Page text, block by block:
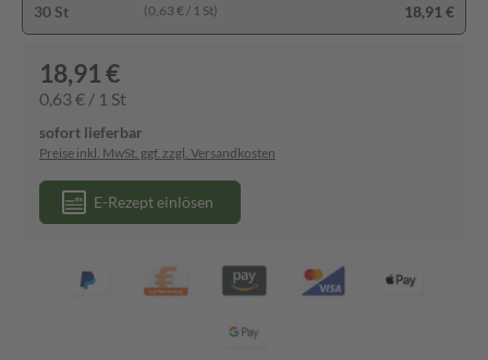
30 St (0,63 € / 1 St) 18,91 €
18,91 €
0,63 € / 1 St
sofort lieferbar
Preise inkl. MwSt. ggf. zzgl. Versandkosten
E-Rezept einlösen